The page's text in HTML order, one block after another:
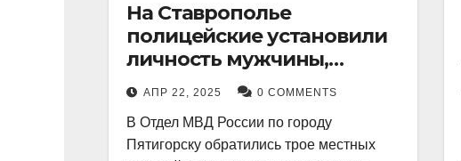
На Ставрополье
полицейские установили
личность мужчины,
причастного к кражам
имущества из квартир в
Пятигорске
АПР 22, 2025 0 COMMENTS
В Отдел МВД России по городу
Пятигорску обратились трое местных